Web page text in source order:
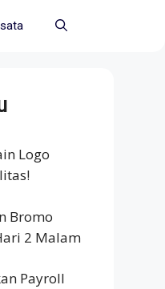
Logo
Bromo
2 Malam
Payroll